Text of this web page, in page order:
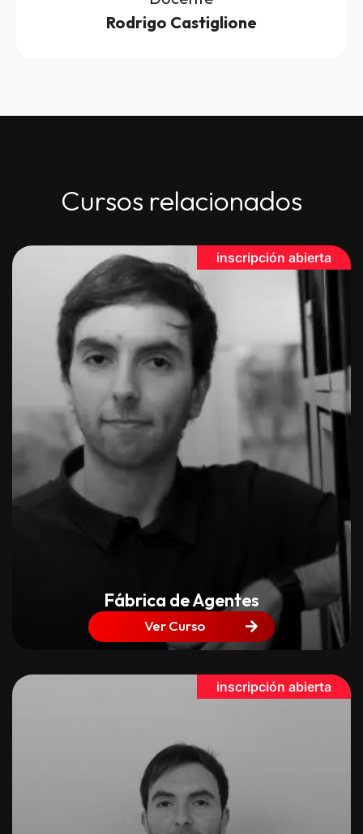
Rodrigo Castiglione
Cursos relacionados
inscripción abierta
Fábrica de Agentes
Ver Curso
inscripción abierta